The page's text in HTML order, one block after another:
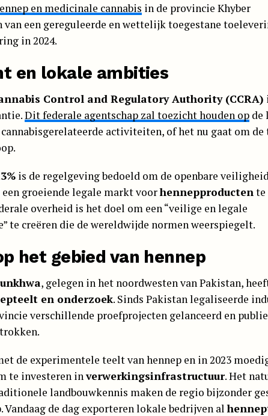
en medicinale cannabis in de provincie Khyber
van een gereguleerde en wettelijk toegestane
in 2024.
en lokale ambities
Control and Regulatory Authority (CCRA)
Dit federale agentschap zal toezicht houden op de
activiteiten, of het nu gaat om de
is de regelgeving bedoeld om de openbare
groeiende legale markt voorhennepproducten te
overheid is het doel om een “veilige en legale
te creëren die de wereldwijde normen weerspiegelt.
het gebied van hennep
, gelegen in het noordwesten van Pakistan,
en onderzoek. Sinds Pakistan legaliseerde
verschillende proefprojecten gelanceerd en
de experimentele teelt van hennep en in 2023
te investeren inverwerkingsinfrastructuur. Het
landbouwkennis maken de regio bijzonder
Vandaag de dag exporteren lokale bedrijven al